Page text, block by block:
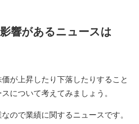
響があるニュースは
が上昇したり下落したりすること
について考えてみましょう。
ので業績に関するニュースです。